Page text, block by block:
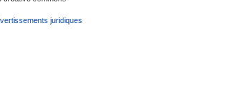
juridiques